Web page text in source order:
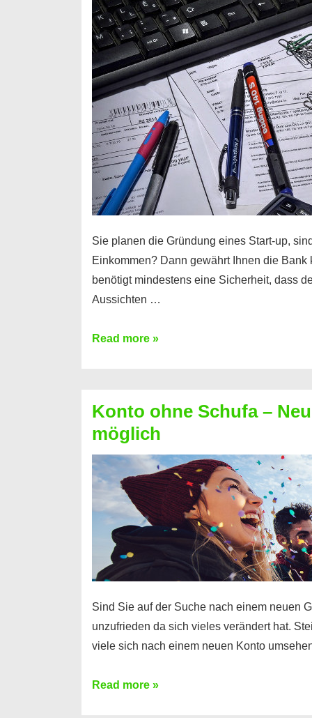
Sie planen die Gründung eines Start-up,
Einkommen? Dann gewährt Ihnen die
benötigt mindestens eine Sicherheit, dass
Aussichten …
Mit
Sie
einen
Kredit
ohne
Einkommensnachweis
Read more »
Konto ohne Schufa –
möglich
Sind Sie auf der Suche nach einem neuen
unzufrieden da sich vieles verändert hat.
viele sich nach einem neuen Konto
Konto
Read more »